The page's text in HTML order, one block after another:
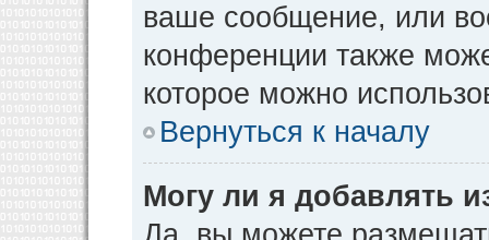
ваше сообщение, или
конференции также
которое можно
Вернуться к началу
Могу ли я добавлять